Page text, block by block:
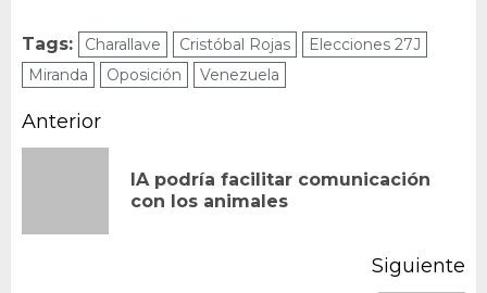
Tags: Charallave Cristóbal Rojas
Elecciones 27J
Miranda
Oposición Venezuela
Navegación
entradas
Anterior
IA podría facilitar comunicación
con los animales
Siguiente